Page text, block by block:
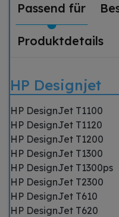
Passend für
Produktdetails
HP Designjet
HP DesignJet T1100
HP DesignJet T1120
HP DesignJet T1200
HP DesignJet T1300
HP DesignJet T1300ps
HP DesignJet T2300
HP DesignJet T610
HP DesignJet T620